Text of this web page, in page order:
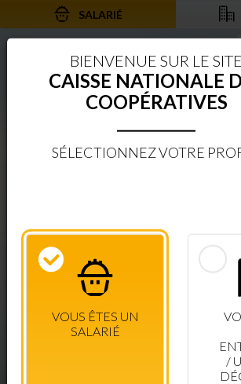
Aller au contenu
Aller à la recherche
Aller à la navigation
SALARIÉ
ESPACE
CONSULTEZ VOS DROITS EN
CONNEXION SALARIÉ
BIENVENUE SUR LE SITE
CAISSE NATIONALE
COOPÉRATIVES
SÉLECTIONNEZ VOTRE
VOUS ÊTES UN
SALARIÉ
/